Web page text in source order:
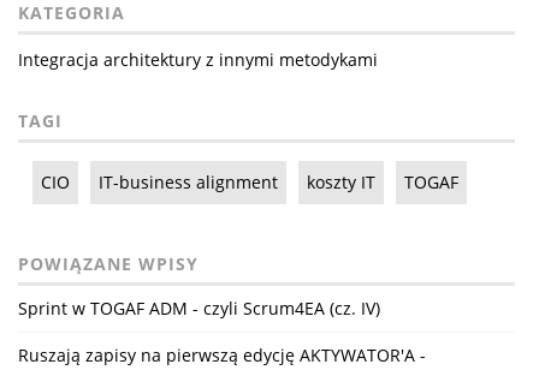
KATEGORIA
Integracja architektury z innymi metodykami
TAGI
CIO IT-business alignment koszty IT TOGAF
POWIĄZANE WPISY
Sprint w TOGAF ADM - czyli Scrum4EA (cz. IV)
Ruszają zapisy na pierwszą edycję AKTYWATOR'A -